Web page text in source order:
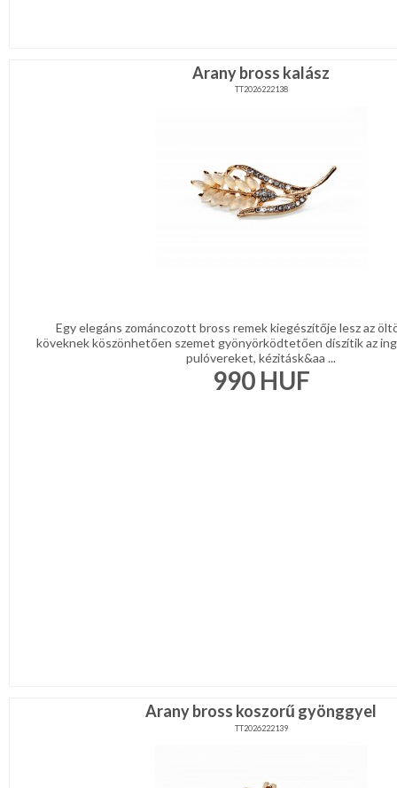
Arany bross kalász
TT2026222138
Egy elegáns zománcozott bross remek kiegészítője lesz az
köveknek köszönhetően szemet gyönyörködtetően díszítik az
pulóvereket, kézitásk&aa ...
990HUF
Arany bross koszorű gyönggyel
TT2026222139